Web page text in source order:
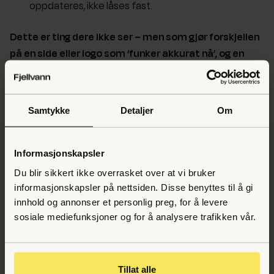
Samtykke Detaljer Om
Informasjonskapsler
Du blir sikkert ikke overrasket over at vi bruker
informasjonskapsler på nettsiden. Disse benyttes til å gi
innhold og annonser et personlig preg, for å levere
sosiale mediefunksjoner og for å analysere trafikken vår.
Tillat alle
oppdateres, ikke låses fast.
Dette er ting dere ikke ser – men som gjør forskjellen
på en side eller logo som ‘funker akkurat nå’, og en
Hvorfor dette betyr noe
investering, ikke en kostnad.
Tillit til prosessen:Når dere lar oss gjøre jobben
ordentlig, får dere et resultat dere kan bygge på.
Hvorfor vi trenger deres tillit:“Det kan noen ganger
nettopp det som sikrer kvaliteten i leveransen.”